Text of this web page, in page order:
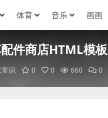
体育 音乐 画画
件商店HTML模板
常识 0 0 660 0